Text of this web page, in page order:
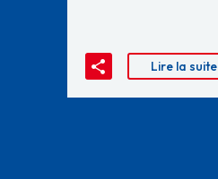
Lire la suite